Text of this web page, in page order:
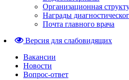
Организационная
Награды
Почта главного врача
Версия для слабовидящих
Вакансии
Новости
Вопрос-ответ